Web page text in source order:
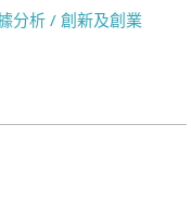
分析 / 創新及創業